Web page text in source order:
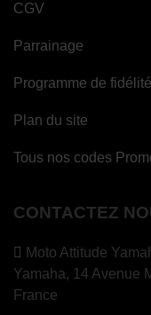
CGV
Parrainage
Programme de fidélité
Plan du site
Tous nos codes
CONTACTEZ
Moto Attitude
Yamaha, 14 Avenue
France